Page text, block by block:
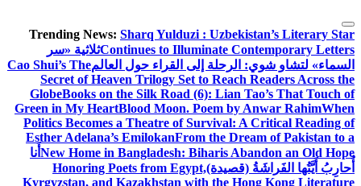
Trending News: Sharq Yulduzi : Uzbekistan’s Literary Star
Continues to Illuminate Contemporary Lettersثلاثية «سر
السماء» لتشاو شوي: الرحلة إلى القراء حول العالمCao Shui’s The
Secret of Heaven Trilogy Set to Reach Readers Across the
GlobeBooks on the Silk Road (6): Lian Tao’s That Touch of
Green in My HeartBlood Moon. Poem by Anwar RahimWhen
Politics Becomes a Theatre of Survival: A Critical Reading of
Esther Adelana’s EmilokanFrom the Dream of Pakistan to a
New Home in Bangladesh: Biharis Abandon an Old Hope أَنا
أُحارِبُ أَيَّتُها الفَراشَةُ (قصيدة)Honoring Poets from Egypt,
Kyrgyzstan, and Kazakhstan with the Hong Kong Literature